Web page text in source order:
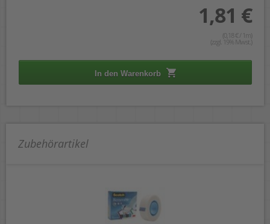
1,81 €
(0,18 € / 1m)
(zzgl. 19% Mwst.)
In den Warenkorb
Zubehörartikel